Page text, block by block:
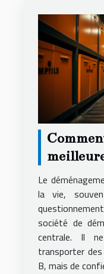
service
Le
la vie,
société de
centrale. Il
transporter
B, mais de